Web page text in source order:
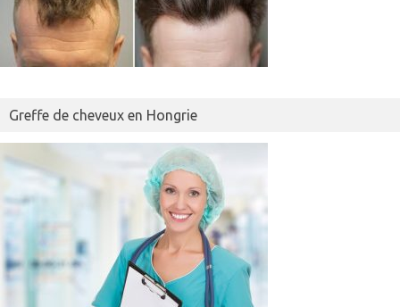
Greffe de cheveux en Hongrie